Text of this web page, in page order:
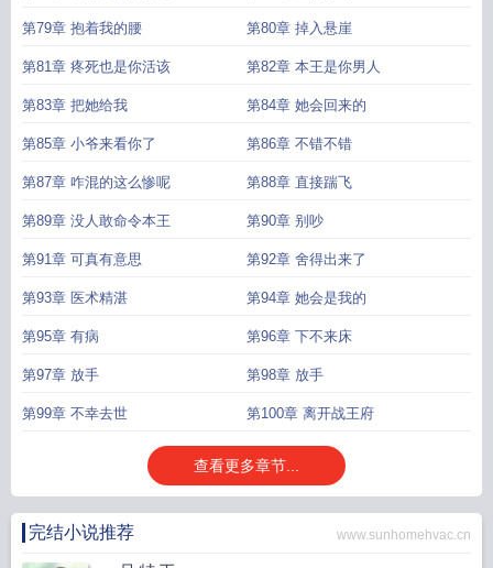
第79章 抱着我的腰 第80章 掉入悬崖
第81章 疼死也是你活该 第82章 本王是你男人
第83章 把她给我 第84章 她会回来的
第85章 小爷来看你了 第86章 不错不错
第87章 咋混的这么惨呢 第88章 直接踹飞
第89章 没人敢命令本王 第90章 别吵
第91章 可真有意思 第92章 舍得出来了
第93章 医术精湛 第94章 她会是我的
第95章 有病 第96章 下不来床
第97章 放手 第98章 放手
第99章 不幸去世 第100章 离开战王府
查看更多章节...
完结小说推荐 www.sunhomehvac.cn